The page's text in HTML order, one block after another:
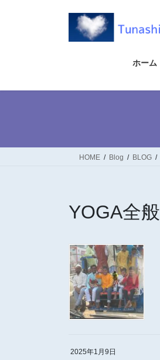
ス
ン
ホーム
HOME Blog BLOG
YOGA全般
2025年1月9日